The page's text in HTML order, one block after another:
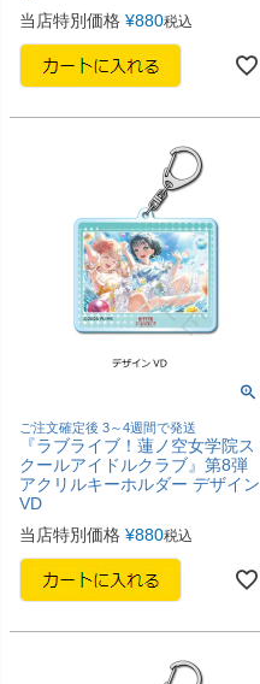
当店特別価格 ¥880税込
ご注文確定後 3～4週間で発送
『ラブライブ！蓮ノ空女学院ス
クールアイドルクラブ』第8弾
アクリルキーホルダー デザイン
VD
当店特別価格 ¥880税込